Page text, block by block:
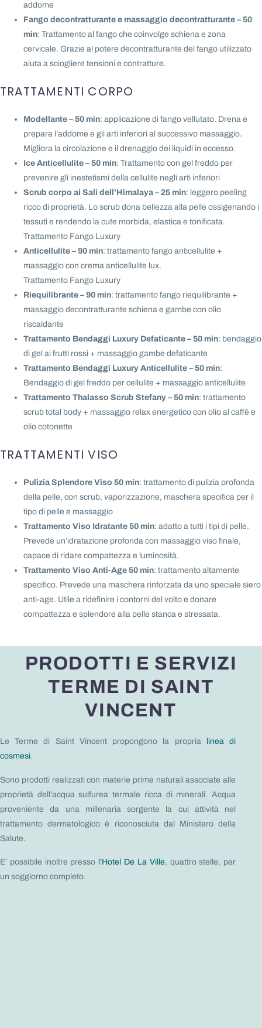
addome
Fango decontratturante e massaggio decontratturante – 50
min: Trattamento al fango che coinvolge schiena e zona
cervicale. Grazie al potere decontratturante del fango utilizzato
aiuta a sciogliere tensioni e contratture.
TRATTAMENTI CORPO
Modellante – 50 min: applicazione di fango vellutato. Drena e
prepara l’addome e gli arti inferiori al successivo massaggio.
Migliora la circolazione e il drenaggio dei liquidi in eccesso.
Ice Anticellulite – 50 min: Trattamento con gel freddo per
prevenire gli inestetismi della cellulite negli arti inferiori
Scrub corpo ai Sali dell’Himalaya – 25 min: leggero peeling
ricco di proprietà. Lo scrub dona bellezza alla pelle ossigenando i
tessuti e rendendo la cute morbida, elastica e tonificata.
Trattamento Fango Luxury
Anticellulite – 90 min: trattamento fango anticellulite +
massaggio con crema anticellulite lux.
Trattamento Fango Luxury
Riequilibrante – 90 min: trattamento fango riequilibrante +
massaggio decontratturante schiena e gambe con olio
riscaldante
Trattamento Bendaggi Luxury Defaticante – 50 min: bendaggio
di gel ai frutti rossi + massaggio gambe defaticante
Trattamento Bendaggi Luxury Anticellulite – 50 min:
Bendaggio di gel freddo per cellulite + massaggio anticellulite
Trattamento Thalasso Scrub Stefany – 50 min: trattamento
scrub total body + massaggio relax energetico con olio al caffè e
olio cotonette
TRATTAMENTI VISO
Pulizia Splendore Viso 50 min: trattamento di pulizia profonda
della pelle, con scrub, vaporizzazione, maschera specifica per il
tipo di pelle e massaggio
Trattamento Viso Idratante 50 min: adatto a tutti i tipi di pelle.
Prevede un’idratazione profonda con massaggio viso finale,
capace di ridare compattezza e luminosità.
Trattamento Viso Anti-Age 50 min: trattamento altamente
specifico. Prevede una maschera rinforzata da uno speciale siero
anti-age. Utile a ridefinire i contorni del volto e donare
compattezza e splendore alla pelle stanca e stressata.
PRODOTTI E SERVIZI
TERME DI SAINT
VINCENT
Le Terme di Saint Vincent propongono la propria
linea di
cosmesi.
Sono prodotti realizzati con materie prime naturali associate alle
proprietà dell’acqua sulfurea termale ricca di minerali. Acqua
proveniente da una millenaria sorgente la cui attività nel
trattamento dermatologico è riconosciuta dal Ministero della
Salute.
E’ possibile inoltre presso l’Hotel De La Ville, quattro stelle, per
un soggiorno completo.